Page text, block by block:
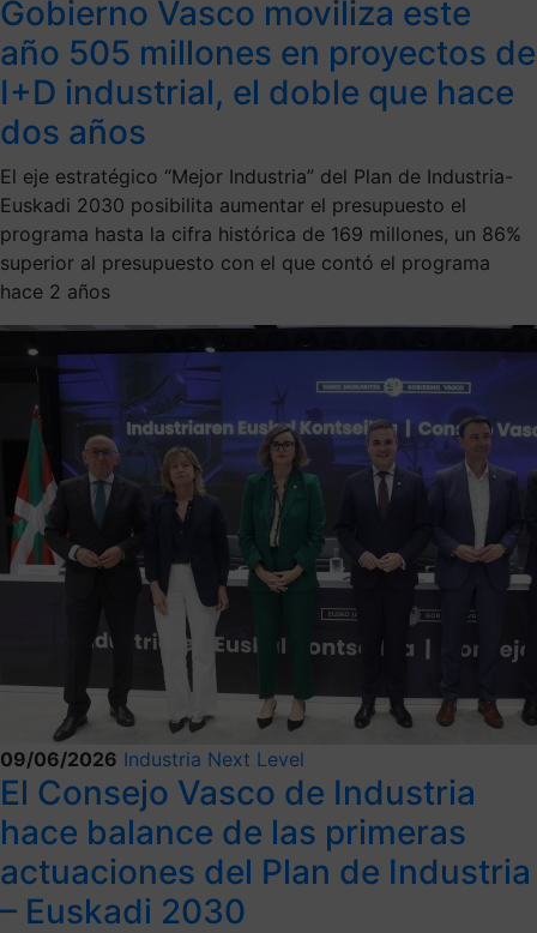
Gobierno Vasco moviliza este
año 505 millones en proyectos de
I+D industrial, el doble que hace
dos años
El eje estratégico “Mejor Industria” del Plan de Industria-
Euskadi 2030 posibilita aumentar el presupuesto el
programa hasta la cifra histórica de 169 millones, un 86%
superior al presupuesto con el que contó el programa
hace 2 años
09/06/2026 Industria Next Level
El Consejo Vasco de Industria
hace balance de las primeras
actuaciones del Plan de Industria
– Euskadi 2030